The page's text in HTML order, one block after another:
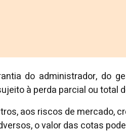
do administrador, do
à perda parcial ou total
aos riscos de mercado,
o valor das cotas